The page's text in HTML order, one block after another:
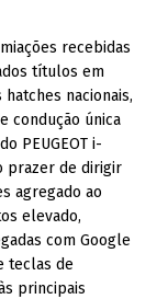
recebidas
títulos em
nacionais,
condução única
PEUGEOT i-
prazer de dirigir
agregado ao
elevado,
com Google
teclas de
principais